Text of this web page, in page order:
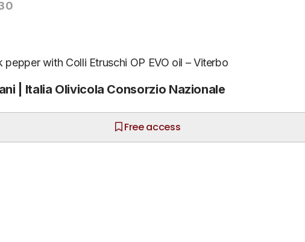
with Colli Etruschi OP EVO oil – Viterbo
| Italia Olivicola Consorzio Nazionale
Free access